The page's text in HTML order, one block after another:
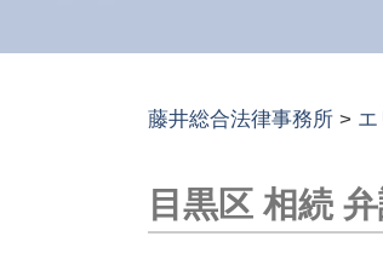
藤井総合法律事務所 > エ
目黒区 相続